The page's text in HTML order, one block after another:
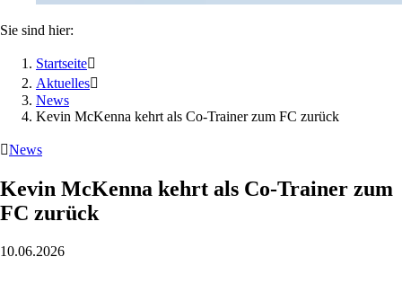
Sie sind hier:
Startseite
Aktuelles
News
Kevin McKenna kehrt als Co-Trainer zum FC zurück
News
Kevin McKenna kehrt als Co-Trainer zum
FC zurück
10.06.2026